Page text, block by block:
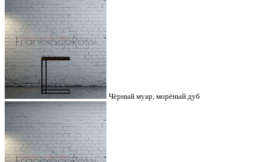
Чёрный муар, морёный дуб